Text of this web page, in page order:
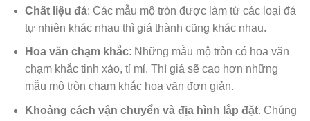
Chất liệu đá: Các mẫu mộ tròn được làm từ các loại đá
tự nhiên khác nhau thì giá thành cũng khác nhau.
Hoa văn chạm khắc: Những mẫu mộ tròn có hoa văn
chạm khắc tinh xảo, tỉ mỉ. Thì giá sẽ cao hơn những
mẫu mộ tròn chạm khắc hoa văn đơn giản.
Khoảng cách vận chuyển và địa hình lắp đặt. Chúng